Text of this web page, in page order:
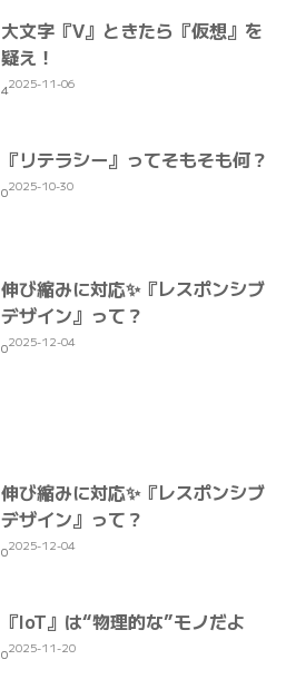
大文字『V』ときたら『仮想』を
疑え！
42025-11-06
『リテラシー』ってそもそも何？
02025-10-30
伸び縮みに対応✨『レスポンシブ
デザイン』って？
02025-12-04
伸び縮みに対応✨『レスポンシブ
デザイン』って？
02025-12-04
『IoT』は“物理的な”モノだよ
02025-11-20